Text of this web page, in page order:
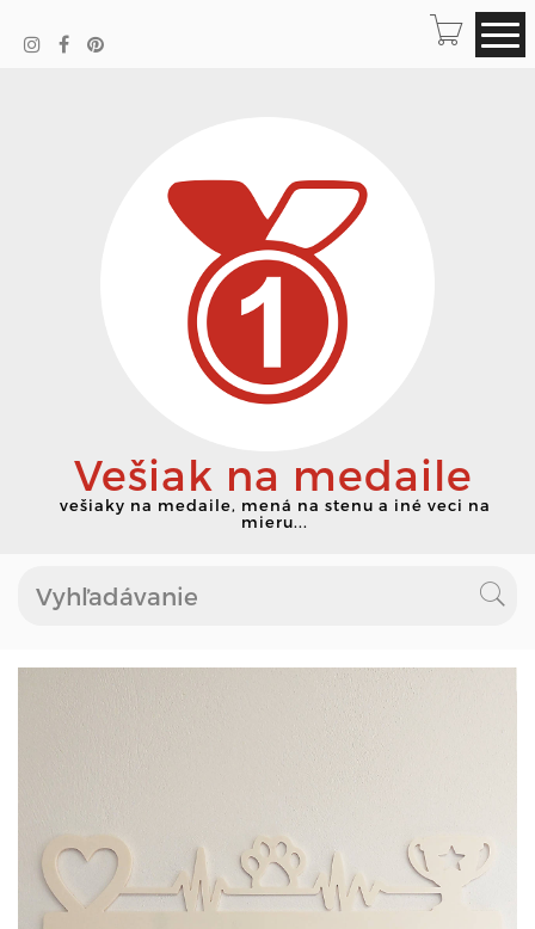
Vešiak na medaile
vešiaky na medaile, mená na stenu a iné veci na
mieru...